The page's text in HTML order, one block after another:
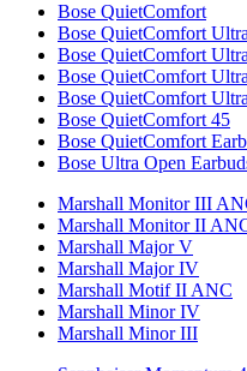
Bose QuietComfort
Bose QuietComfort Ultra
Bose QuietComfort
Bose QuietComfort
Bose QuietComfort
Bose QuietComfort 45
Bose QuietComfort
Bose Ultra Open
Marshall Monitor III
Marshall Monitor II
Marshall Major V
Marshall Major IV
Marshall Motif II ANC
Marshall Minor IV
Marshall Minor III